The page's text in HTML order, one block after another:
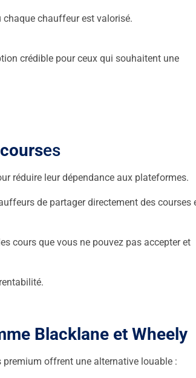
chauffeur est valorisé.
crédible pour ceux qui souhaitent une
es
réduire leur dépendance aux plateformes.
de partager directement des courses
cours que vous ne pouvez pas accepter et
Blacklane et Wheely
offrent une alternative louable :